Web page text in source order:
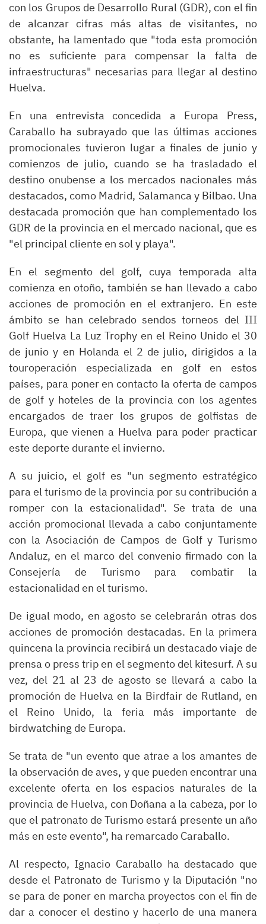
con los Grupos de Desarrollo Rural (GDR), con el fin
de alcanzar cifras más altas de visitantes, no
obstante, ha lamentado que "toda esta promoción
no es suficiente para compensar la falta de
infraestructuras" necesarias para llegar al destino
Huelva.
En una entrevista concedida a Europa Press,
Caraballo ha subrayado que las últimas acciones
promocionales tuvieron lugar a finales de junio y
comienzos de julio, cuando se ha trasladado el
destino onubense a los mercados nacionales más
destacados, como Madrid, Salamanca y Bilbao. Una
destacada promoción que han complementado los
GDR de la provincia en el mercado nacional, que es
"el principal cliente en sol y playa".
En el segmento del golf, cuya temporada alta
comienza en otoño, también se han llevado a cabo
acciones de promoción en el extranjero. En este
ámbito se han celebrado sendos torneos del III
Golf Huelva La Luz Trophy en el Reino Unido el 30
de junio y en Holanda el 2 de julio, dirigidos a la
touroperación especializada en golf en estos
países, para poner en contacto la oferta de campos
de golf y hoteles de la provincia con los agentes
encargados de traer los grupos de golfistas de
Europa, que vienen a Huelva para poder practicar
este deporte durante el invierno.
A su juicio, el golf es "un segmento estratégico
para el turismo de la provincia por su contribución a
romper con la estacionalidad". Se trata de una
acción promocional llevada a cabo conjuntamente
con la Asociación de Campos de Golf y Turismo
Andaluz, en el marco del convenio firmado con la
Consejería de Turismo para combatir la
estacionalidad en el turismo.
De igual modo, en agosto se celebrarán otras dos
acciones de promoción destacadas. En la primera
quincena la provincia recibirá un destacado viaje de
prensa o press trip en el segmento del kitesurf. A su
vez, del 21 al 23 de agosto se llevará a cabo la
promoción de Huelva en la Birdfair de Rutland, en
el Reino Unido, la feria más importante de
birdwatching de Europa.
Se trata de "un evento que atrae a los amantes de
la observación de aves, y que pueden encontrar una
excelente oferta en los espacios naturales de la
provincia de Huelva, con Doñana a la cabeza, por lo
que el patronato de Turismo estará presente un año
más en este evento", ha remarcado Caraballo.
Al respecto, Ignacio Caraballo ha destacado que
desde el Patronato de Turismo y la Diputación "no
se para de poner en marcha proyectos con el fin de
dar a conocer el destino y hacerlo de una manera